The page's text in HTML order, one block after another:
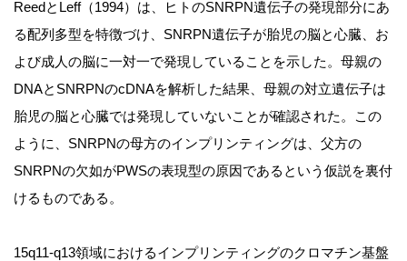
ReedとLeff（1994）は、ヒトのSNRPN遺伝子の発現部分にあ
る配列多型を特徴づけ、SNRPN遺伝子が胎児の脳と心臓、お
よび成人の脳に一対一で発現していることを示した。母親の
DNAとSNRPNのcDNAを解析した結果、母親の対立遺伝子は
胎児の脳と心臓では発現していないことが確認された。この
ように、SNRPNの母方のインプリンティングは、父方の
SNRPNの欠如がPWSの表現型の原因であるという仮説を裏付
けるものである。
15q11-q13領域におけるインプリンティングのクロマチン基盤